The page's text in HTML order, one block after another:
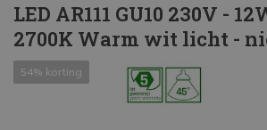
LED AR111 GU10 230V -
2700K Warm wit licht -
54% korting